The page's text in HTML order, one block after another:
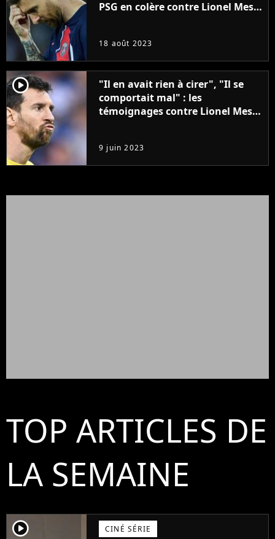
PSG en colère contre Lionel Messi
18 août 2023
player2
"Il en avait rien à cirer", "Il se
comportait mal" : les
témoignages contre Lionel Messi
9 juin 2023
TOP ARTICLES DE
LA SEMAINE
player2 CINÉ SÉRIE